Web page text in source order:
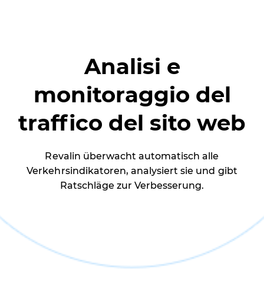
Analisi e
monitoraggio del
traffico del sito web
Revalin überwacht automatisch alle
Verkehrsindikatoren, analysiert sie und gibt
Ratschläge zur Verbesserung.